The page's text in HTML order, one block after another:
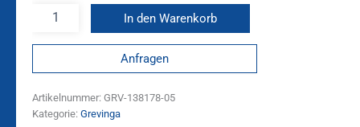
In den Warenkorb
Anfragen
Artikelnummer: GRV-138178-05
Kategorie: Grevinga